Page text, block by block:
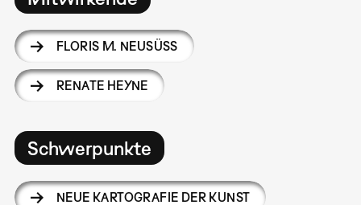
FLORIS M. NEUSÜSS
RENATE HEYNE
Schwerpunkte
NEUE KARTOGRAFIE DER KUNST